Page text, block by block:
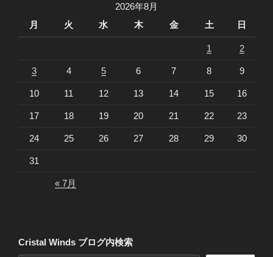
2026年8月
月
火 水 木 金 土 日
1 2
3 4 5 6 7 8 9
10 11 12 13 14 15 16
17 18 19 20 21 22 23
24 25 26 27 28 29 30
31
« 7月
Cristal Winds ブログ内検索